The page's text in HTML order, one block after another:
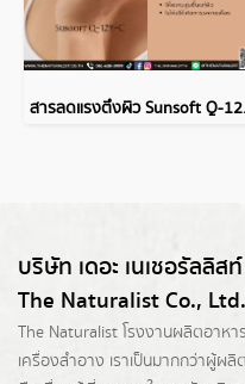
สา
บริษัท เดอะ เนเชอรัลลิส
The Naturalist Co., Ltd.
The Naturalist โรงงานผลิตอาหา
เครื่องสำอาง เราเป็นมากกว่าผู้ผลิ